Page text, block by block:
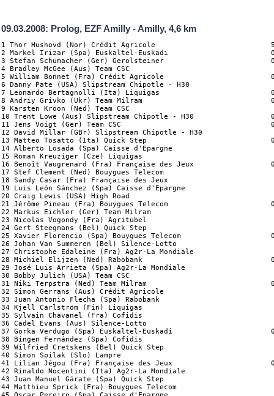
09.03.2008: Prolog, EZF Amilly - Amilly, 4,6 km
1 Thor Hushovd (Nor) Crédit Agricole                           5.28 (50.487 km/h)
2 Markel Irizar (Spa) Euskaltel-Euskadi                        0.04
3 Stefan Schumacher (Ger) Gerolsteiner                         0.05
4 Bradley McGee (Aus) Team CSC                                     
5 William Bonnet (Fra) Crédit Agricole                         0.06
6 Danny Pate (USA) Slipstream Chipotle - H30                       
7 Leonardo Bertagnolli (Ita) Liquigas                          0.07
8 Andriy Grivko (Ukr) Team Milram                              0.08
9 Karsten Kroon (Ned) Team CSC                                     
10 Trent Lowe (Aus) Slipstream Chipotle - H30                  0.09
11 Jens Voigt (Ger) Team CSC                                   0.11
12 David Millar (GBr) Slipstream Chipotle - H30                    
13 Matteo Tosatto (Ita) Quick Step                             0.12
14 Alberto Losada (Spa) Caisse d'Epargne                           
15 Roman Kreuziger (Cze) Liquigas                                  
16 Benoît Vaugrenard (Fra) Française des Jeux                  0.13
17 Stef Clement (Ned) Bouygues Telecom                             
18 Sandy Casar (Fra) Française des Jeux                            
19 Luis León Sánchez (Spa) Caisse d'Epargne                        
20 Craig Lewis (USA) High Road                                     
21 Jérôme Pineau (Fra) Bouygues Telecom                        0.14
22 Markus Eichler (Ger) Team Milram                                
23 Nicolas Vogondy (Fra) Agritubel                                 
24 Gert Steegmans (Bel) Quick Step                                 
25 Xavier Florencio (Spa) Bouygues Telecom                     0.15
26 Johan Van Summeren (Bel) Silence-Lotto                          
27 Christophe Edaleine (Fra) Ag2r-La Mondiale                      
28 Michiel Elijzen (Ned) Rabobank                              0.16
29 José Luis Arrieta (Spa) Ag2r-La Mondiale                        
30 Bobby Julich (USA) Team CSC                                     
31 Niki Terpstra (Ned) Team Milram                             0.17
32 Simon Gerrans (Aus) Crédit Agricole                             
33 Juan Antonio Flecha (Spa) Rabobank                              
34 Kjell Carlström (Fin) Liquigas                                  
35 Sylvain Chavanel (Fra) Cofidis                                  
36 Cadel Evans (Aus) Silence-Lotto                                 
37 Gorka Verdugo (Spa) Euskaltel-Euskadi                       0.18
38 Bingen Fernández (Spa) Cofidis                                  
39 Wilfried Cretskens (Bel) Quick Step                             
40 Simon Spilak (Slo) Lampre                                       
41 Lilian Jégou (Fra) Française des Jeux                       0.19
42 Rinaldo Nocentini (Ita) Ag2r-La Mondiale                        
43 Juan Manuel Gárate (Spa) Quick Step                             
44 Matthieu Sprick (Fra) Bouygues Telecom                          
45 Oscar Pereiro (Spa) Caisse d'Epargne                            
46 Carlos Barredo (Spa) Quick Step                             0.20
47 Rémi Pauriol (Fra) Crédit Agricole                              
48 Enrico Franzoi (Ita) Liquigas                                   
49 Sébastien Minard (Fra) Cofidis                                  
50 Tom Stamsnijder (Ned) Gerolsteiner                              
51 Maxime Monfort (Bel) Cofidis                                0.21
52 Philippe Gilbert (Bel) Française des Jeux                       
53 Aleksandr Kuschynski (Blr) Liquigas                             
54 André Greipel (Ger) High Road                               0.22
55 Jurgen Van den Broeck (Bel) Silence-Lotto                       
56 Jason McCartney (USA) Team CSC                              0.23
57 Floris Goesinnen (Ned) Skil-Shimano                             
58 Ivan Santaromita (Ita) Liquigas                                 
59 Carlo Westphal (Ger) Gerolsteiner                               
60 Sergio Ghisalberti (Ita) Team Milram                            
61 Francesco Gavazzi (Ita) Lampre                                  
62 Robert Wagner (Ger) Skil-Shimano                            0.24
63 Kevin Hulsmans (Bel) Quick Step                                 
64 Thierry Huppond (Fra) Skil-Shimano                              
65 Matthias Russ (Ger) Gerolsteiner                                
66 Bernhard Kohl (Aut) Gerolsteiner                                
67 Yann Huguet (Fra) Cofidis                                   0.25
68 David López García (Spa) Caisse d'Epargne                       
69 Michael Albasini (Swi) Liquigas                                 
70 Bram Tankink (Ned) Rabobank                                     
71 Christian Knees (Ger) Team Milram                               
72 Igor Antón (Spa) Euskaltel-Euskadi                              
73 Amaël Moinard (Fra) Cofidis                                     
74 Christophe Laurent (Fra) Slipstream Chipotle - H30          0.26
75 Manuele Mori (Ita) Saunier Duval-Scott                          
76 Clément Lhotellerie (Fra) Skil-Shimano                          
77 Servais Knaven (Ned) High Road                              0.27
78 Vicente Reynes (Spa) High Road                                  
79 Björn Schröder (Ger) Team Milram                                
80 Kevin Ista (Bel) Agritubel                                      
81 Davide Rebellin (Ita) Gerolsteiner                              
82 Claudio Corioni (Ita) Liquigas                              0.28
83 Laurens Ten Dam (Ned) Rabobank                                  
84 Dmitriy Fofonov (Kaz) Crédit Agricole                           
85 Thomas Peterson (USA) Slipstream Chipotle - H30                 
86 Mathew Hayman (Aus) Rabobank                                    
87 Alexandre Botcharov (Rus) Crédit Agricole                       
88 Christophe Le Mevel (Fra) Crédit Agricole                       
89 Mario Aerts (Bel) Silence-Lotto                             0.29
90 Nicolas Portal (Fra) Caisse d'Epargne                           
91 Iouri Trofimov (Rus) Bouygues Telecom                           
92 Freddy Bichot (Fra) Agritubel                                   
93 Yaroslav Popovych (Ukr) Silence-Lotto                           
94 Geoffroy Lequatre (Fra) Agritubel                               
94 Christophe Moreau (Fra) Agritubel                               
96 Johann Tschopp (Swi) Bouygues Telecom                       0.30
97 Paolo Tiralongo (Ita) Lampre                                    
98 Dario Cioni (Ita) Silence-Lotto                                 
99 Christian Vande Velde (USA) Slipstream Chipotle - H30           
100 Peter Velits (Svk) Team Milram                                 
101 Pierre Rolland (Fra) Crédit Agricole                           
102 Mirco Lorenzetto (Ita) Lampre                                  
103 Paolo Bossoni (Ita) Lampre                                 0.31
104 Albert Timmer (Ned) Skil-Shimano                               
105 Tom Veelers (Ned) Skil-Shimano                                 
106 Robert Gesink (Ned) Rabobank                                   
107 Andreas Klier (Ger) High Road                              0.32
108 Christophe Brandt (Bel) Silence-Lotto                          
109 Matteo Carrara (Ita) Quick Step                                
110 Aitor Hernández (Spa) Euskaltel-Euskadi                    0.33
111 Damiano Cunego (Ita) Lampre                                    
112 Fumiyuki Beppu (Jpn) Skil-Shimano                              
113 Stéphane Goubert (Fra) Ag2r-La Mondiale                        
114 Haimar Zubeldia (Spa) Euskaltel-Euskadi                        
115 Alexandr Kolobnev (Rus) Team CSC